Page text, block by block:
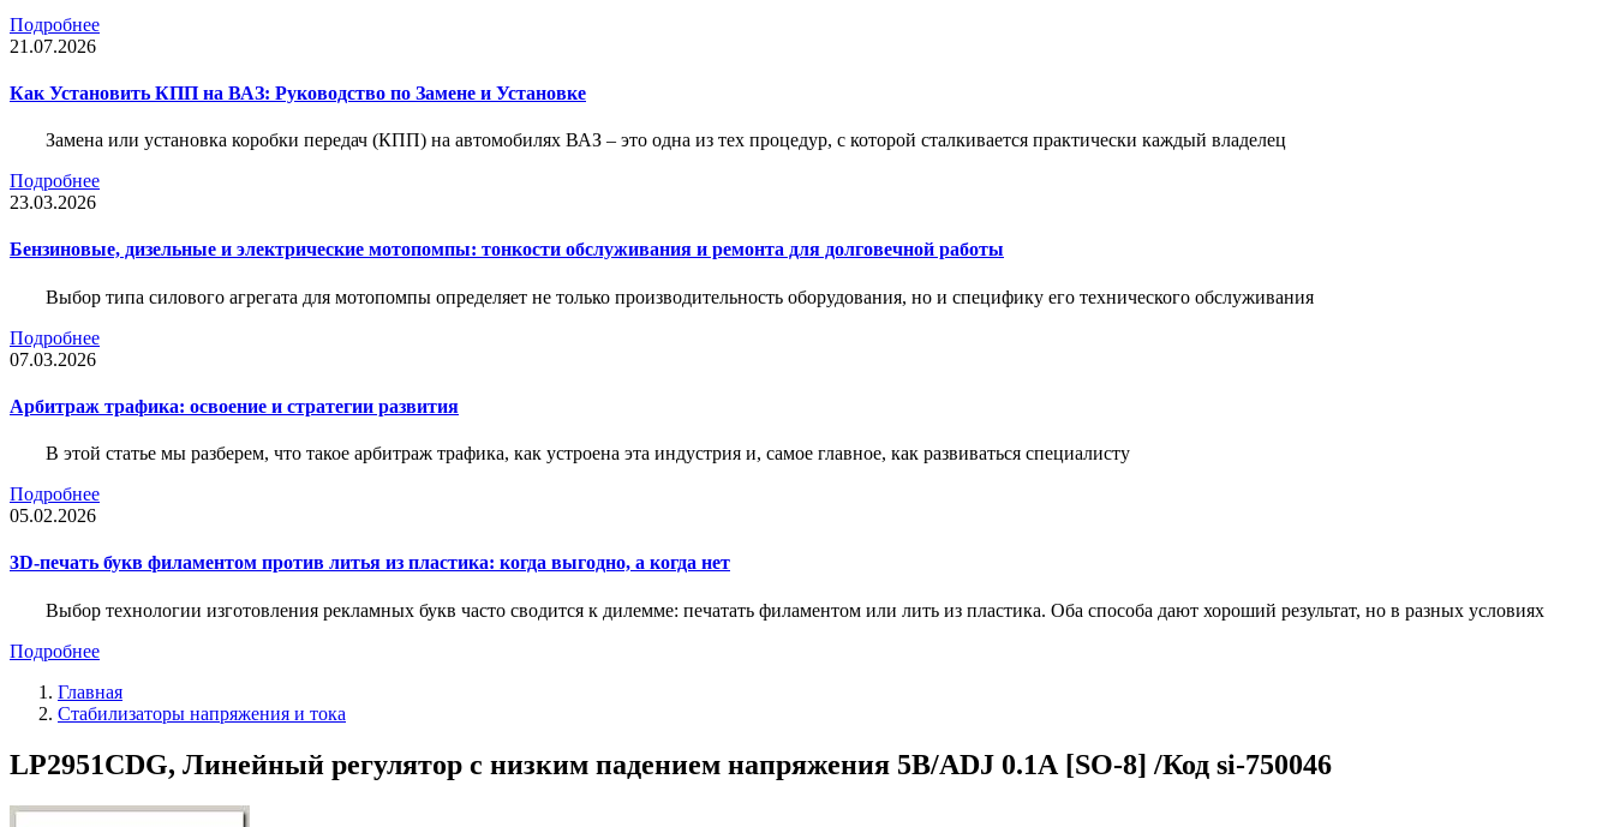
Подробнее
21.07.2026
Как Установить КПП на ВАЗ: Руководство по Замене и Установке
Замена или установка коробки передач (КПП) на автомобилях ВАЗ – это одна из тех процедур, с которой сталкивается практически каждый владелец
Подробнее
23.03.2026
Бензиновые, дизельные и электрические мотопомпы: тонкости обслуживания и ремонта для долговечной работы
Выбор типа силового агрегата для мотопомпы определяет не только производительность оборудования, но и специфику его технического обслуживания
Подробнее
07.03.2026
Арбитраж трафика: освоение и стратегии развития
В этой статье мы разберем, что такое арбитраж трафика, как устроена эта индустрия и, самое главное, как развиваться специалисту
Подробнее
05.02.2026
3D-печать букв филаментом против литья из пластика: когда выгодно, а когда нет
Выбор технологии изготовления рекламных букв часто сводится к дилемме: печатать филаментом или лить из пластика. Оба способа дают хороший результат, но в разных условиях
Подробнее
Главная
Стабилизаторы напряжения и тока
LP2951CDG, Линейный регулятор с низким падением напряжения 5В/ADJ 0.1А [SO-8] /Код si-750046